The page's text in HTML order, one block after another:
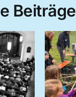
Beiträge